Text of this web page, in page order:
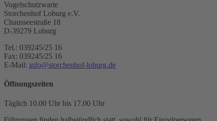
Vogelschutzwarte
Storchenhof Loburg e.V.
Chausseestraße 18
D-39279 Loburg
Tel.: 039245/25 16
Fax: 039245/25 16
E-Mail: info@storchenhof-loburg.de
Öffnungszeiten
Täglich 10.00 Uhr bis 17.00 Uhr